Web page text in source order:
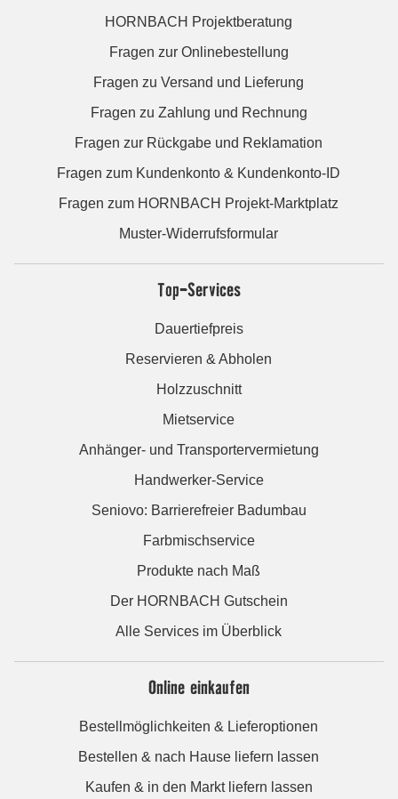
HORNBACH Projektberatung
Fragen zur Onlinebestellung
Fragen zu Versand und Lieferung
Fragen zu Zahlung und Rechnung
Fragen zur Rückgabe und Reklamation
Fragen zum Kundenkonto & Kundenkonto-ID
Fragen zum HORNBACH Projekt-Marktplatz
Muster-Widerrufsformular
Top-Services
Dauertiefpreis
Reservieren & Abholen
Holzzuschnitt
Mietservice
Anhänger- und Transportervermietung
Handwerker-Service
Seniovo: Barrierefreier Badumbau
Farbmischservice
Produkte nach Maß
Der HORNBACH Gutschein
Alle Services im Überblick
Online einkaufen
Bestellmöglichkeiten & Lieferoptionen
Bestellen & nach Hause liefern lassen
Kaufen & in den Markt liefern lassen